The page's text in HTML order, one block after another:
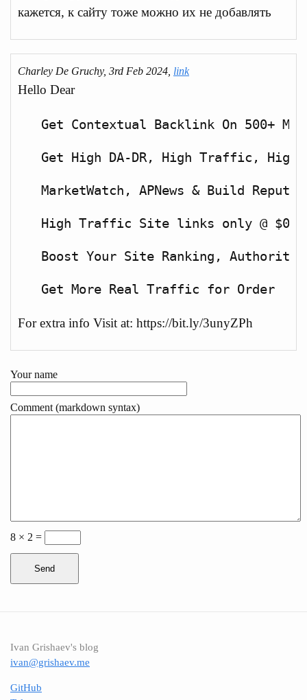
кажется, к сайту тоже можно их не добавлять
Charley De Gruchy, 3rd Feb 2024, link
Hello Dear
Get Contextual Backlink On 500+
Get High DA-DR, High Traffic, High
MarketWatch, APNews & Build
High Traffic Site links only @
Boost Your Site Ranking,
For extra info Visit at: https://bit.ly/3unyZPh
Your name
Comment (markdown syntax)
8 × 2 =
Send
Ivan Grishaev's blog
ivan@grishaev.me
GitHub